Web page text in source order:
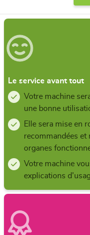
Le service avant tout
Votre machine
une bonne
Elle sera mise en
recommandées et
organes
Votre machine
explications